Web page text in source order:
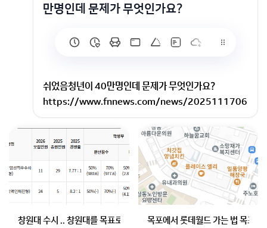
만명인데 문제가 무엇인가요?
쉬었음청년이 40만명인데 문제가 무엇인가요?
https://www.fnnews.com/news/2025111706
21173203
"명문대 졸업했지만, 반년째 놀아요..." 2030 고학력 '장
기 백수', 13개월 만에 최다
20∼30대 고학력 청년층 장기 백수가 13개월 만에 가
장 많은 수준으로 늘어났다.장기 실업자는 코로나19 팬
데믹 시기인 2020년 5월부터 2021년 12월까지 10만
명을 넘겼고, 이후 대체로 줄었지만 지난달 다시 급증했
창원대 수시 .. 창원대를 목표로 하고 있는 09년생입니다 지금 제 내신이
목포에서 롯데월드 가는 법 목포